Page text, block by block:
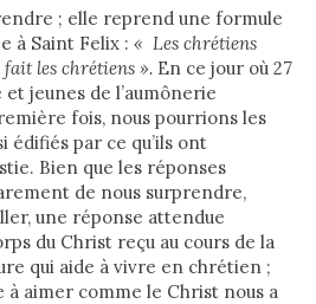
; elle reprend une formule
à Saint Felix : « Les chrétiens
fait les chrétiens ». En ce jour où 27
jeunes de l’aumônerie
fois, nous pourrions les
par ce qu’ils ont
Bien que les réponses
de nous surprendre,
une réponse attendue
du Christ reçu au cours de la
qui aide à vivre en chrétien ;
aimer comme le Christ nous a